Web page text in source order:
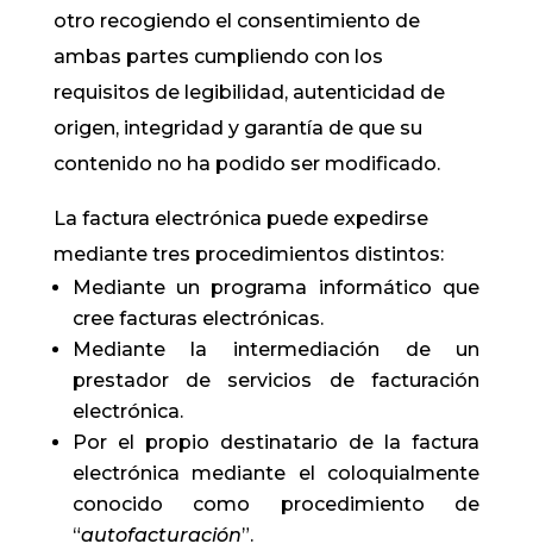
otro recogiendo el consentimiento de
ambas partes cumpliendo con los
requisitos de legibilidad, autenticidad de
origen, integridad y garantía de que su
contenido no ha podido ser modificado.
La factura electrónica puede expedirse
mediante tres procedimientos distintos:
Mediante un programa informático que
cree facturas electrónicas.
Mediante la intermediación de un
prestador de servicios de facturación
electrónica.
Por el propio destinatario de la factura
electrónica mediante el coloquialmente
conocido como procedimiento de
“autofacturación”.